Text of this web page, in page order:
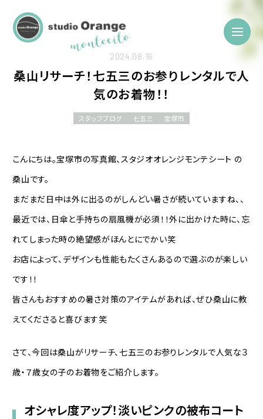
2024.08.16
桑山リサーチ！七五三のお参りレンタルで人
気のお着物！！
スタッフブログ 七五三 宝塚市
こんにちは。宝塚市の写真館、スタジオオレンジモンテシート の
桑山です。
まだまだ日中は外に出るのがしんどい暑さが続いていますね、、
最近では、日傘と手持ちの扇風機が必須！！外に出かけた時に、忘
れてしまった時の絶望感がほんとにでかい笑
お店によって、デザインも性能もたくさんあるので選ぶのが楽しい
です！！
皆さんもおすすめの暑さ対策のアイテムがあれば、ぜひ桑山に教
えてくださると喜びます笑
さて、今回は桑山がリサーチ、七五三のお参りレンタルで人気な３
歳・７歳女の子のお着物をご紹介します。
オシャレ度アップ！淡いピンクの被布コート